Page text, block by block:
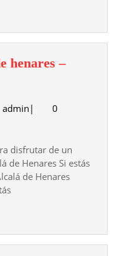
henares –
de
adminadmin
|
0
disfrutar de un
de Henares Si estás
de Henares